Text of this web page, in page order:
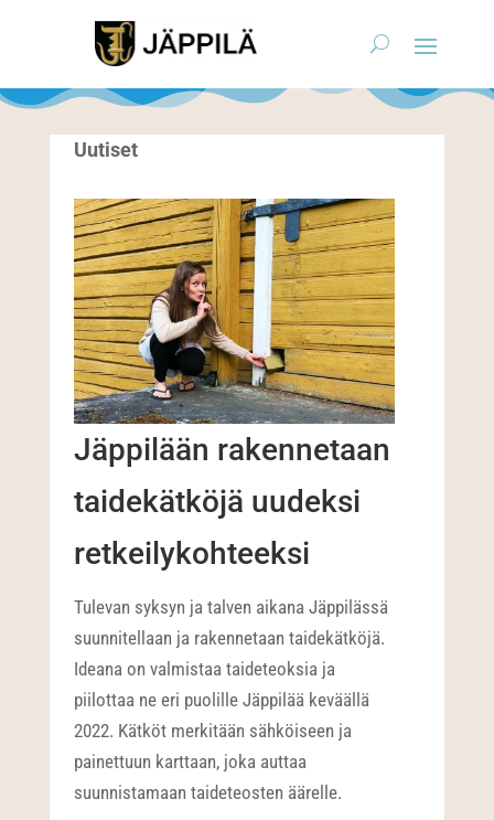
Uutiset
Jäppilään rakennetaan
taidekätköjä uudeksi
retkeilykohteeksi
Tulevan syksyn ja talven aikana Jäppilässä
suunnitellaan ja rakennetaan taidekätköjä.
Ideana on valmistaa taideteoksia ja
piilottaa ne eri puolille Jäppilää keväällä
2022. Kätköt merkitään sähköiseen ja
painettuun karttaan, joka auttaa
suunnistamaan taideteosten äärelle.